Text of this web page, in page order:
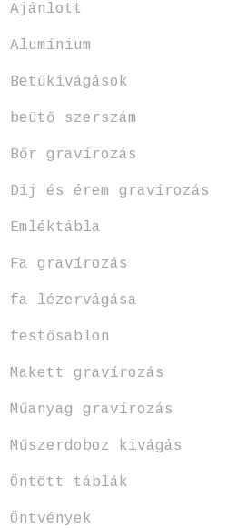
Ajánlott
Alumínium
Betűkivágások
beütő szerszám
Bőr gravírozás
Díj és érem gravírozás
Emléktábla
Fa gravírozás
fa lézervágása
festősablon
Makett gravírozás
Műanyag gravírozás
Műszerdoboz kivágás
Öntött táblák
Öntvények